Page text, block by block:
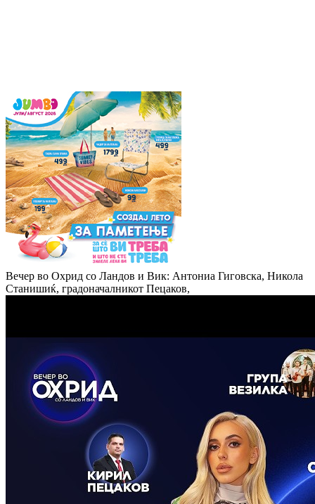
Вечер во Охрид со Ландов и Вик: Антониа Гиговска, Никола
Станишиќ, градоначалникот Пецаков,